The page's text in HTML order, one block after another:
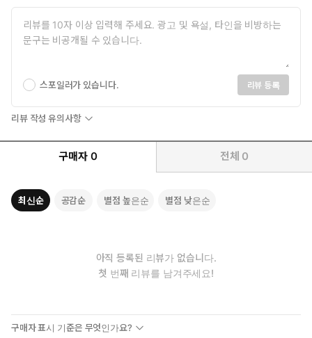
스포일러가 있습니다. 리뷰 등록
리뷰 작성 유의사항
구매자 0 전체 0
최신순 공감순 별점 높은순 별점 낮은순
아직 등록된 리뷰가 없습니다.
첫 번째 리뷰를 남겨주세요!
구매자 표시 기준은 무엇인가요?